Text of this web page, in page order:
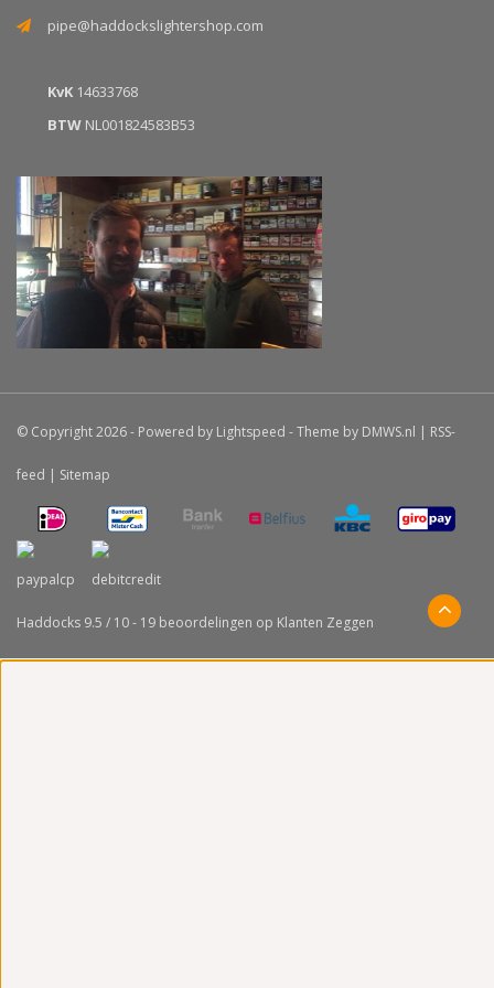
pipe@haddockslightershop.com
KvK 14633768
BTW NL001824583B53
© Copyright 2026 - Powered by Lightspeed - Theme by DMWS.nl | RSS-
feed | Sitemap
Haddocks 9.5 / 10- 19 beoordelingen op Klanten Zeggen